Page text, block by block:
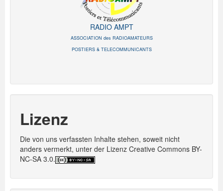
RADIO AMPT
ASSOCIATION des RADIOAMATEURS
POSTIERS & TELECOMMUNICANTS
Lizenz
Die von uns verfassten Inhalte stehen, soweit nicht
anders vermerkt, unter der Lizenz Creative Commons BY-
NC-SA 3.0.